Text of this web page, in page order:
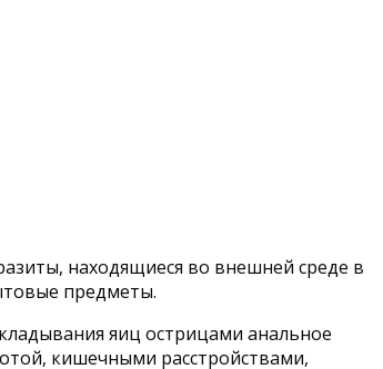
находящиеся во внешней среде в
предметы.
яиц острицами анальное
кишечными расстройствами,